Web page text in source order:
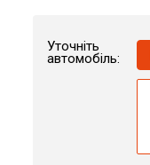
Уточніть
автомобіль: